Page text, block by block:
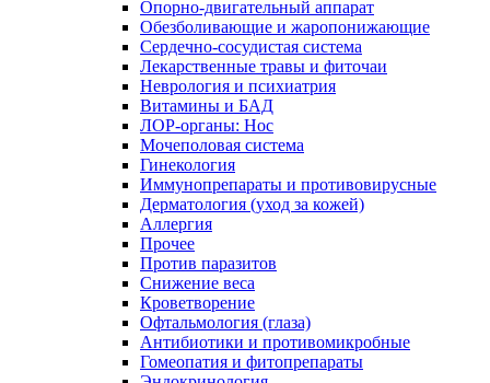
Опорно-двигательный аппарат
Обезболивающие и жаропонижающие
Сердечно-сосудистая система
Лекарственные травы и фиточаи
Неврология и психиатрия
Витамины и БАД
ЛОР-органы: Нос
Мочеполовая система
Гинекология
Иммунопрепараты и противовирусные
Дерматология (уход за кожей)
Аллергия
Прочее
Против паразитов
Снижение веса
Кроветворение
Офтальмология (глаза)
Антибиотики и противомикробные
Гомеопатия и фитопрепараты